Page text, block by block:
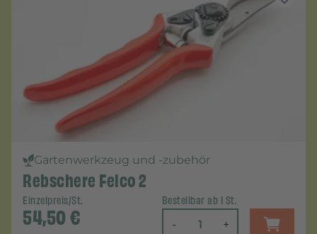
Gartenwerkzeug und -zubehör
Rebschere Felco 2
Einzelpreis/St.
54,50€
Bestellbar ab 1 St.
- +